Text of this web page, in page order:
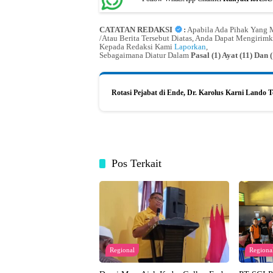
CATATAN REDAKSI : Apabila Ada Pihak Yang
/Atau Berita Tersebut Diatas, Anda Dapat
Kepada Redaksi Kami Laporkan
Sebagaimana Diatur Dalam Pasal (1) Ayat (11) Dan
Rotasi Pejabat di Ende, Dr. Karolus Karni Lando
Pos Terkait
Regional